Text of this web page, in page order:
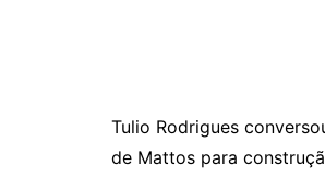
Tulio Rodrigues
de Mattos para